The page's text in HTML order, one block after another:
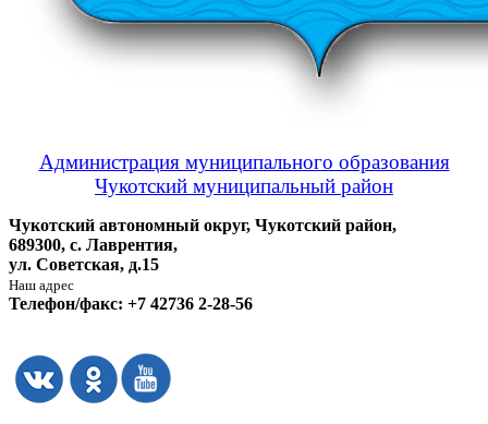
Администрация муниципального образования
Чукотский муниципальный район
Чукотский автономный округ, Чукотский район,
689300, с. Лаврентия,
ул. Советская, д.15
Наш адрес
Телефон/факс: +7 42736 2-28-56